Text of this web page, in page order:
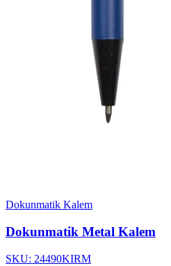
Dokunmatik Kalem
Dokunmatik Metal Kalem
SKU: 24490KIRM